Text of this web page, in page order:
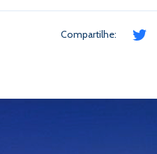
Compartilhe: